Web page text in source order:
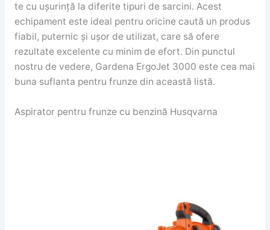
te cu ușurință la diferite tipuri de sarcini. Acest
echipament este ideal pentru oricine caută un produs
fiabil, puternic și ușor de utilizat, care să ofere
rezultate excelente cu minim de efort. Din punctul
nostru de vedere, Gardena ErgoJet 3000 este cea mai
buna suflanta pentru frunze din această listă.
Aspirator pentru frunze cu benzină Husqvarna